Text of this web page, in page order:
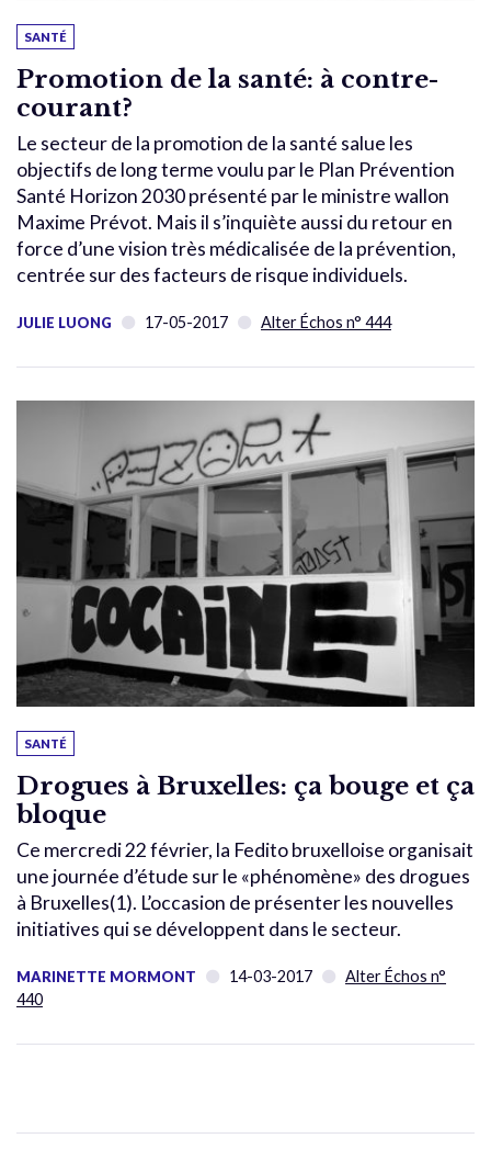
SANTÉ
Promotion de la santé: à contre-
courant?
Le secteur de la promotion de la santé salue les
objectifs de long terme voulu par le Plan Prévention
Santé Horizon 2030 présenté par le ministre wallon
Maxime Prévot. Mais il s’inquiète aussi du retour en
force d’une vision très médicalisée de la prévention,
centrée sur des facteurs de risque individuels.
JULIE LUONG 17-05-2017 Alter Échos n° 444
SANTÉ
Drogues à Bruxelles: ça bouge et ça
bloque
Ce mercredi 22 février, la Fedito bruxelloise organisait
une journée d’étude sur le «phénomène» des drogues
à Bruxelles(1). L’occasion de présenter les nouvelles
initiatives qui se développent dans le secteur.
MARINETTE MORMONT 14-03-2017
Alter Échos n°
440